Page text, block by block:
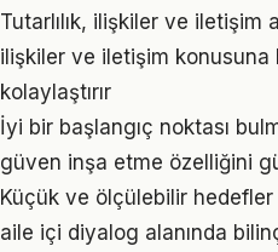
Tutarlılık, ilişkiler ve iletişim
ilişkiler ve iletişim konusuna
kolaylaştırır
İyi bir başlangıç noktası
güven inşa etme özelliğini
Küçük ve ölçülebilir hedefler
aile içi diyalog alanında